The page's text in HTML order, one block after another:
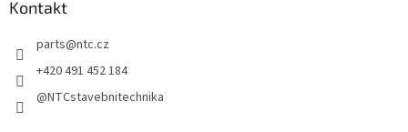
Kontakt
parts@ntc.cz
+420 491 452 184
@NTCstavebnitechnika